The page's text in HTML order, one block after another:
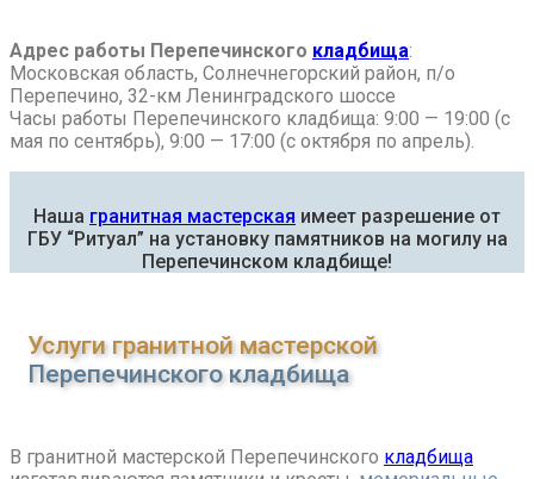
Адрес работы Перепечинского кладбища:
Московская область, Солнечнегорский район, п/о
Перепечино, 32-км Ленинградского шоссе
Часы работы Перепечинского кладбища: 9:00 — 19:00 (с
мая по сентябрь), 9:00 — 17:00 (с октября по апрель).
Наша гранитная мастерская имеет разрешение от
ГБУ “Ритуал” на установку памятников на могилу на
Перепечинском кладбище!
Услуги гранитной мастерской
Перепечинского кладбища
В гранитной мастерской Перепечинского кладбища